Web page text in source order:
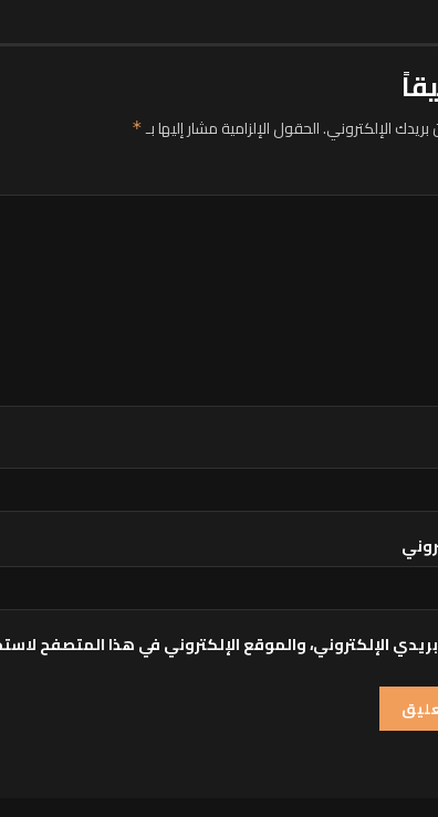
الإلكتروني.الحقول الإلزامية مشار إليها بـ*
الإلكتروني، والموقع الإلكتروني في هذا المتصفح